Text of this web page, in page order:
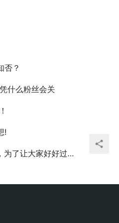
否？
什么粉丝会关
!
好过节，我们也是拼了